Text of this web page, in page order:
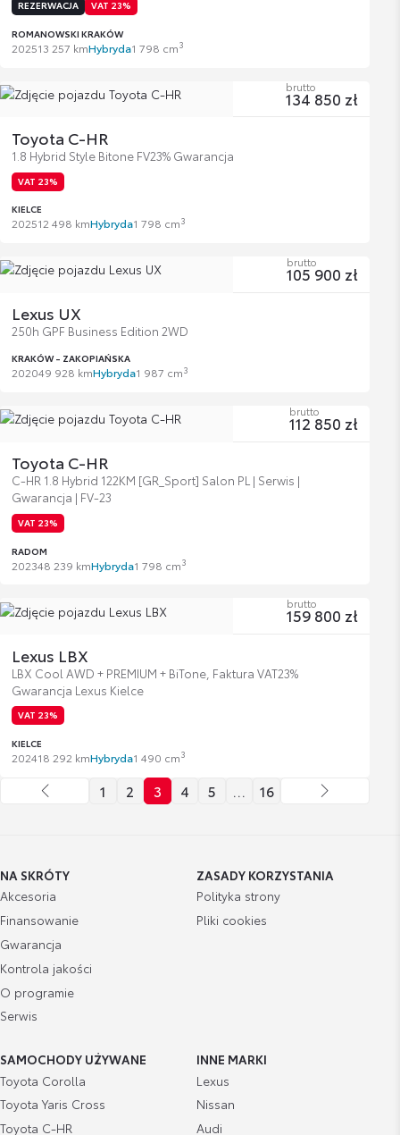
REZERWACJA VAT 23%
ROMANOWSKI KRAKÓW
202513 257 kmHybryda1 798 cm3
Toyota C-HR
1.8 Hybrid Style Bitone FV23% Gwarancja
VAT 23%
KIELCE
202512 498 kmHybryda1 798 cm3
brutto
134 850 zł
Lexus UX
250h GPF Business Edition 2WD
KRAKÓW - ZAKOPIAŃSKA
202049 928 kmHybryda1 987 cm3
brutto
105 900 zł
Toyota C-HR
C-HR 1.8 Hybrid 122KM [GR_Sport] Salon PL | Serwis |
Gwarancja | FV-23
VAT 23%
RADOM
202348 239 kmHybryda1 798 cm3
brutto
112 850 zł
Lexus LBX
LBX Cool AWD + PREMIUM + BiTone, Faktura VAT23%
Gwarancja Lexus Kielce
VAT 23%
KIELCE
202418 292 kmHybryda1 490 cm3
brutto
159 800 zł
1 2 3 4 5 … 16
NA SKRÓTY
Akcesoria
Finansowanie
Gwarancja
Kontrola jakości
O programie
Serwis
ZASADY KORZYSTANIA
Polityka strony
Pliki cookies
SAMOCHODY UŻYWANE
Toyota Corolla
Toyota Yaris Cross
Toyota C-HR
INNE MARKI
Lexus
Nissan
Audi